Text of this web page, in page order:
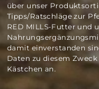
über unser
Tipps/Ratschläge zur
RED MILLS-Futter und
damit einverstanden
Daten zu diesem
Kästchen an.